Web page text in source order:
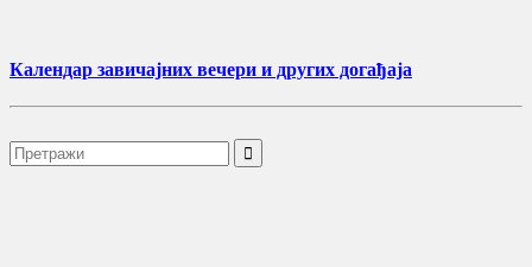
Календар завичајних вечери и других догађаја